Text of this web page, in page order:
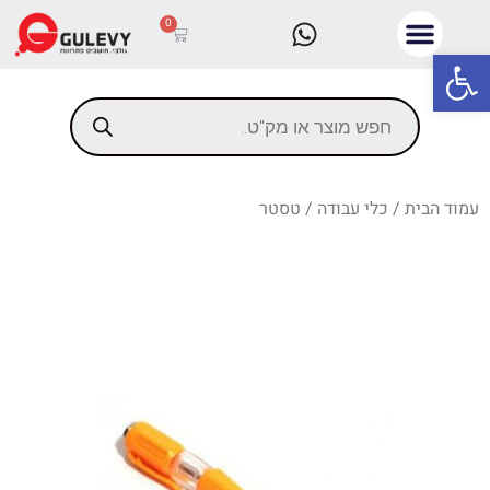
פתח סרגל נגישות
0
עמוד הבית / כלי עבודה / טסטר